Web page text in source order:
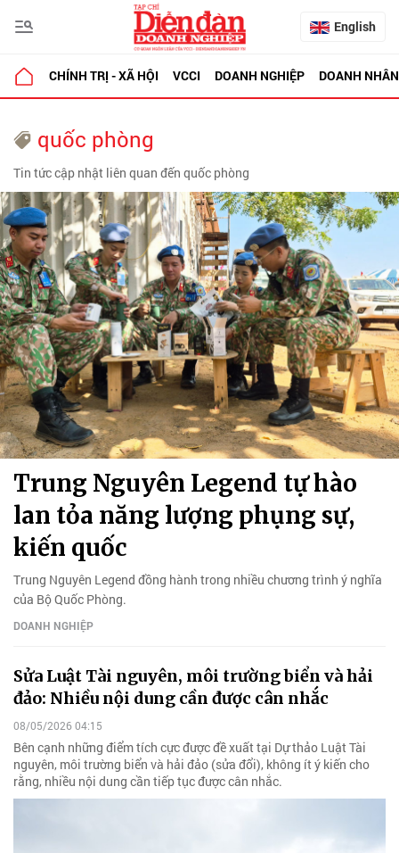
English
CHÍNH TRỊ - XÃ HỘI VCCI DOANH NGHIỆP DOANH NHÂN
quốc phòng
Tin tức cập nhật liên quan đến quốc phòng
Trung Nguyên Legend tự hào
lan tỏa năng lượng phụng sự,
kiến quốc
Trung Nguyên Legend đồng hành trong nhiều chương trình ý nghĩa
của Bộ Quốc Phòng.
DOANH NGHIỆP
Sửa Luật Tài nguyên, môi trường biển và hải
đảo: Nhiều nội dung cần được cân nhắc
08/05/2026 04:15
Bên cạnh những điểm tích cực được đề xuất tại Dự thảo Luật Tài
nguyên, môi trường biển và hải đảo (sửa đổi), không ít ý kiến cho
rằng, nhiều nội dung cần tiếp tục được cân nhắc.